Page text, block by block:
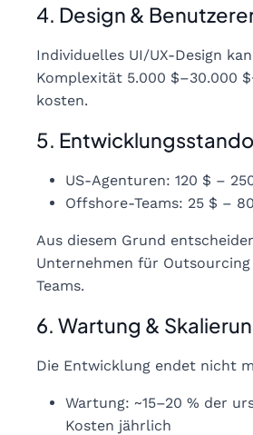
4. Design &
Individuelles UI/UX-Design
Komplexität 5.000 $–30.000
kosten.
5.
US-Agenturen: 120 $ –
Offshore-Teams: 25 $ –
Aus diesem Grund
Unternehmen für
Teams.
6. Wartung &
Die Entwicklung endet nicht
Wartung: ~15–20 % der
Kosten jährlich